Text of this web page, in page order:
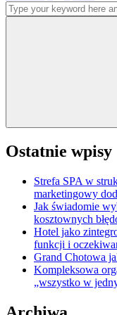
wpisów
Search
for:
Ostatnie wpisy
Strefa SPA w
marketingowy
Jak świadomie
kosztownych
Hotel jako
funkcji i
Grand Chotowa
Kompleksowa
„wszystko w